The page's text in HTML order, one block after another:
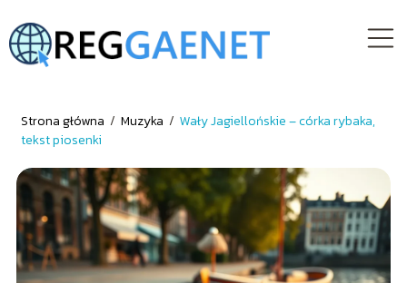
Strona główna / Muzyka / Wały Jagiellońskie – córka rybaka,
tekst piosenki